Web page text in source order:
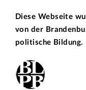
Diese Webseite
von der
politische Bildung.